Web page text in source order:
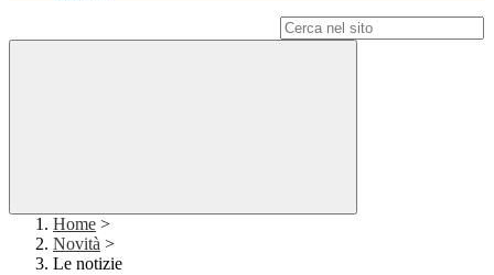
Home >
Novità >
Le notizie